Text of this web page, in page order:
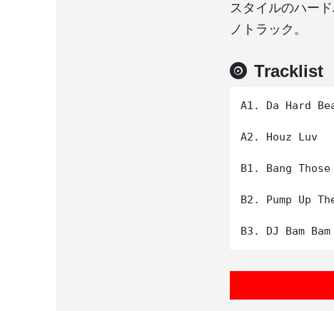
スタイルのハー
ノトラック。
Tracklist
A1. Da Hard
A2. Houz Luv
B1. Bang Those
B2. Pump Up